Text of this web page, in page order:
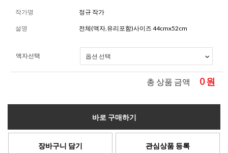
작가명 정규 작가
설명 전체(액자,유리포함)사이즈 44cmx52cm
액자선택
총 상품 금액 0원
바로 구매하기
장바구니 담기 관심상품 등록